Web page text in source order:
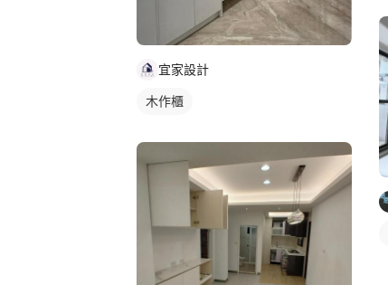
宜家設計
木作櫃